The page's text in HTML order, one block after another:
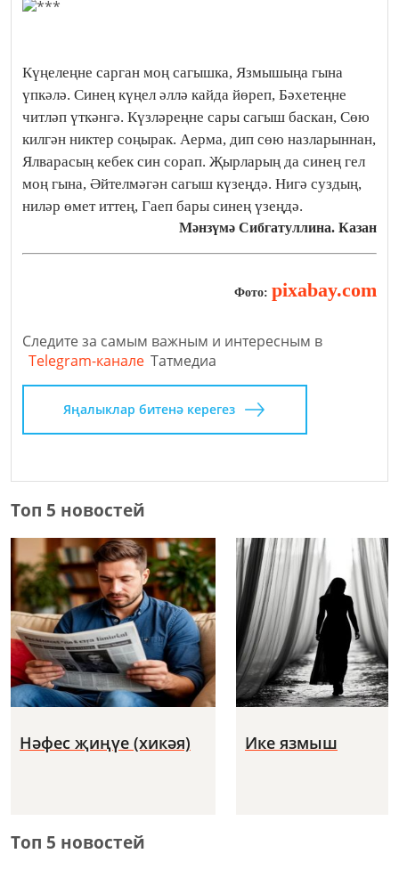
Күңелеңне сарган моң сагышка, Язмышыңа гына
үпкәлә. Синең күңел әллә кайда йөреп, Бәхетеңне
читләп үткәнгә. Күзләреңне сары сагыш баскан, Сөю
килгән никтер соңырак. Аерма, дип сөю назларыннан,
Ялварасың кебек син сорап. Җырларың да синең гел
моң гына, Әйтелмәгән сагыш күзеңдә. Нигә суздың,
ниләр өмет иттең, Гаеп бары синең үзеңдә.
Мәнзүмә Сибгатуллина. Казан
Фото: pixabay.com
Следите за самым важным и интересным в
Telegram-канале Татмедиа
Яңалыклар битенә керегез
Топ 5 новостей
Нәфес җиңүе (хикәя) Ике язмыш
Топ 5 новостей